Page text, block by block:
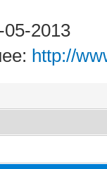
2013
http://